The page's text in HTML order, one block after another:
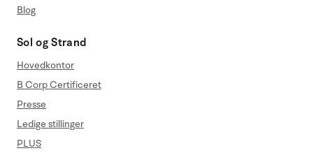
Blog
Sol og Strand
Hovedkontor
B Corp Certificeret
Presse
Ledige stillinger
PLUS